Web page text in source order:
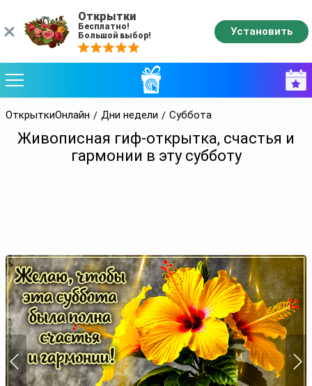
ОткрыткиОнлайн Дни недели Суббота
Живописная гиф-открытка, счастья и
гармонии в эту субботу
Открытки
Бесплатно!
Большой выбор!
Установить